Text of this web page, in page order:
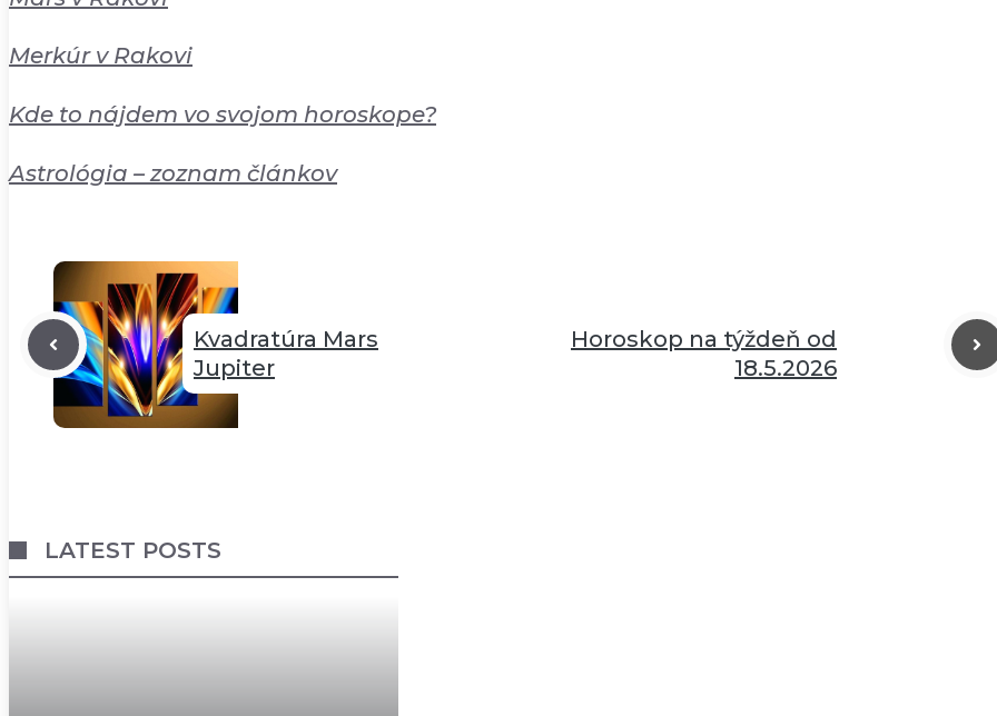
Merkúr v Rakovi
Kde to nájdem vo svojom horoskope?
Astrológia – zoznam článkov
Kvadratúra Mars
Jupiter
Horoskop na týždeň od
18.5.2026
LATEST POSTS